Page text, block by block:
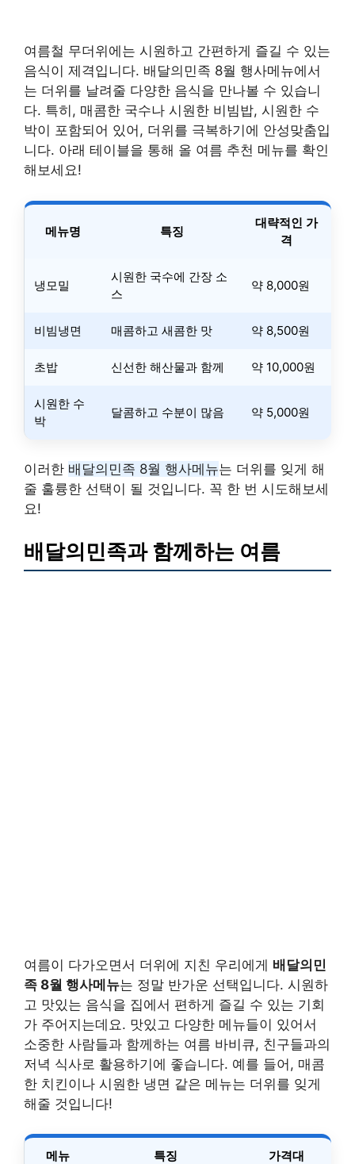
여름철 무더위에는 시원하고 간편하게 즐길 수 있는
음식이 제격입니다. 배달의민족 8월 행사메뉴에서
는 더위를 날려줄 다양한 음식을 만나볼 수 있습니
다. 특히, 매콤한 국수나 시원한 비빔밥, 시원한 수
박이 포함되어 있어, 더위를 극복하기에 안성맞춤입
니다. 아래 테이블을 통해 올 여름 추천 메뉴를 확인
해보세요!
메뉴명 특징
대략적인 가
격
냉모밀
시원한 국수에 간장 소
스
약 8,000원
비빔냉면 매콤하고 새콤한 맛 약 8,500원
초밥 신선한 해산물과 함께 약 10,000원
시원한 수
박
달콤하고 수분이 많음 약 5,000원
이러한 배달의민족 8월 행사메뉴는 더위를 잊게 해
줄 훌륭한 선택이 될 것입니다. 꼭 한 번 시도해보세
요!
배달의민족과 함께하는 여름
여름이 다가오면서 더위에 지친 우리에게 배달의민
족 8월 행사메뉴는 정말 반가운 선택입니다. 시원하
고 맛있는 음식을 집에서 편하게 즐길 수 있는 기회
가 주어지는데요. 맛있고 다양한 메뉴들이 있어서
소중한 사람들과 함께하는 여름 바비큐, 친구들과의
저녁 식사로 활용하기에 좋습니다. 예를 들어, 매콤
한 치킨이나 시원한 냉면 같은 메뉴는 더위를 잊게
해줄 것입니다!
메뉴 특징 가격대